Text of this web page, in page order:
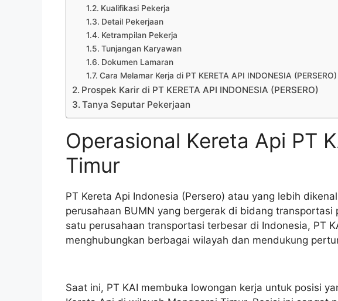
Kualifikasi Pekerja
Detail Pekerjaan
Ketrampilan Pekerja
Tunjangan Karyawan
Dokumen Lamaran
Cara Melamar Kerja di PT KERETA API INDONESIA (PERSERO)
Prospek Karir di PT KERETA API INDONESIA (PERSERO)
Tanya Seputar Pekerjaan
Operasional Kereta Api PT
Timur
PT Kereta Api Indonesia (Persero) atau yang lebih
perusahaan BUMN yang bergerak di bidang transportasi
satu perusahaan transportasi terbesar di Indonesia, PT
menghubungkan berbagai wilayah dan mendukung
Saat ini, PT KAI membuka lowongan kerja untuk posisi